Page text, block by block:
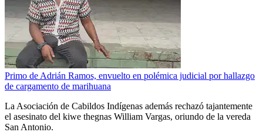
Primo de Adrián Ramos, envuelto en polémica judicial por hallazgo
de cargamento de marihuana
La Asociación de Cabildos Indígenas además rechazó tajantemente
el asesinato del kiwe thegnas William Vargas, oriundo de la vereda
San Antonio.